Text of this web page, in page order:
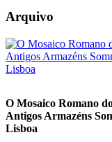
Arquivo
O Mosaico Romano
Antigos Armazéns
Lisboa